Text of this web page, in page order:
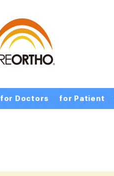
for Doctors for Patient